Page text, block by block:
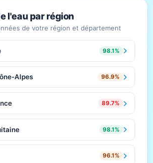
l'eau par région
de votre région et département
98.1%
Alpes 96.9%
89.7%
98.1%
96.1%